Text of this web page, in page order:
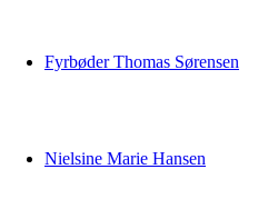
Fyrbøder Thomas Sørensen
Nielsine Marie Hansen